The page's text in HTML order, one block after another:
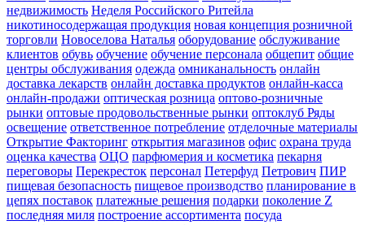
недвижимость Неделя Российского Ритейла
никотиносодержащая продукция новая концепция розничной
торговли Новоселова Наталья оборудование обслуживание
клиентов обувь обучение обучение персонала общепит общие
центры обслуживания одежда омниканальность онлайн
доставка лекарств онлайн доставка продуктов онлайн-касса
онлайн-продажи оптическая розница оптово-розничные
рынки оптовые продовольственные рынки оптоклуб Ряды
освещение ответственное потребление отделочные материалы
Открытие Факторинг открытия магазинов офис охрана труда
оценка качества ОЦО парфюмерия и косметика пекарня
переговоры Перекресток персонал Петерфуд Петрович ПИР
пищевая безопасность пищевое производство планирование в
цепях поставок платежные решения подарки поколение Z
последняя миля построение ассортимента посуда